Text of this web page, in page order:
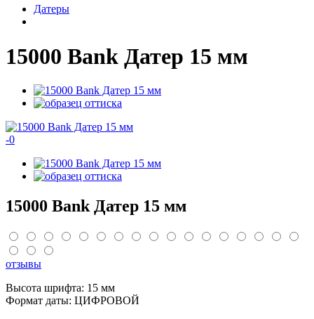
Датеры
15000 Bank Датер 15 мм
-0
15000 Bank Датер 15 мм
отзывы
Высота шрифта: 15 мм
Формат даты: ЦИФРОВОЙ